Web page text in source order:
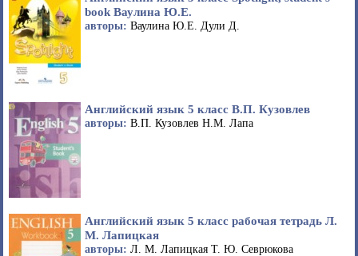
book Ваулина Ю.Е.
авторы: Ваулина Ю.Е. Дули Д.
Английский язык 5 класс В.П. Кузовлев
авторы: В.П. Кузовлев Н.М. Лапа
Английский язык 5 класс рабочая тетрадь Л.
М. Лапицкая
авторы: Л. М. Лапицкая Т. Ю. Севрюкова